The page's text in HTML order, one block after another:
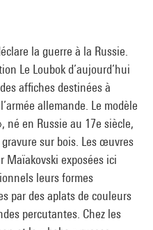
Vanessa Noizet et
Menkès
Lenglois et Karine
1960 - Le pouvoir de
Liucci-Goutnikov, Julie
Bernard)
l’I.S. exclut certains
Les nombreuses
Société du spectacle(1967)
dans les mouvements
prend part de façon active
la guerre à la Russie.
Le Loubok d’aujourd’hui
affiches destinées à
allemande. Le modèle
né en Russie au 17e siècle,
sur bois. Les œuvres
Maïakovski exposées ici
leurs formes
par des aplats de couleurs
percutantes. Chez les